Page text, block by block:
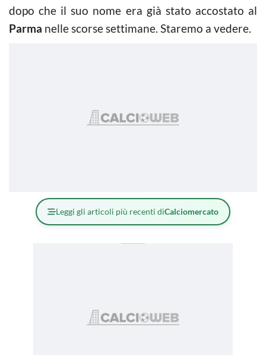
dopo che il suo nome era già stato accostato al
Parma nelle scorse settimane. Staremo a vedere.
Leggi gli articoli più recenti diCalciomercato